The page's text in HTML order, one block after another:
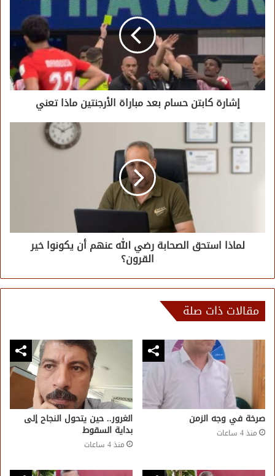
إشارة كابتن حسام بعد مباراة الأرجنتين ماذا تعني
لماذا استحق الصحابة رضي الله عنهم أن يكونوا خير
القرون؟
مقالات ذات صلة
صرخة في وجه الزمن
منذ 4 ساعات
الغرور.. حين يتحول النجاح إلى
بداية السقوط
منذ 4 ساعات